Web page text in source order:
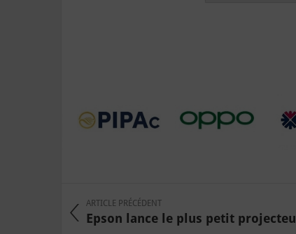
ARTICLE PRÉCÉDENT
Epson lance le plus petit